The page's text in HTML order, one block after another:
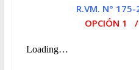
R.VM. N°
OPCIÓN 1
/